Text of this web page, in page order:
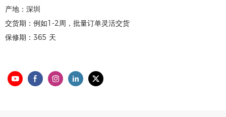
产地：深圳
交货期：例如1-2周，批量订单灵活交货
保修期：365 天